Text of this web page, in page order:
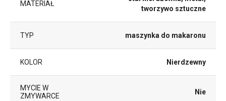
MATERIAŁ
tworzywo sztuczne
TYP maszynka do makaronu
KOLOR Nierdzewny
MYCIE W
ZMYWARCE
Nie